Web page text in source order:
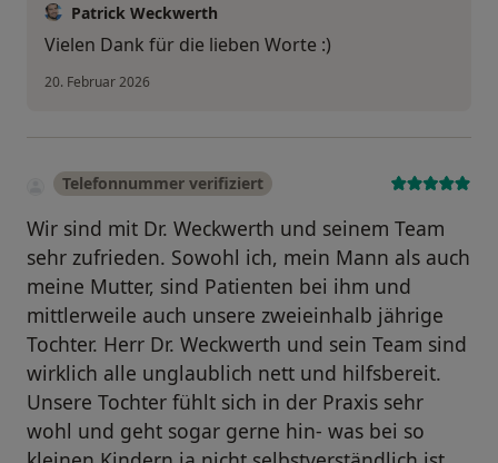
Patrick Weckwerth
Vielen Dank für die lieben Worte :)
20. Februar 2026
Telefonnummer verifiziert
Wir sind mit Dr. Weckwerth und seinem Team
sehr zufrieden. Sowohl ich, mein Mann als auch
meine Mutter, sind Patienten bei ihm und
mittlerweile auch unsere zweieinhalb jährige
Tochter. Herr Dr. Weckwerth und sein Team sind
wirklich alle unglaublich nett und hilfsbereit.
Unsere Tochter fühlt sich in der Praxis sehr
wohl und geht sogar gerne hin- was bei so